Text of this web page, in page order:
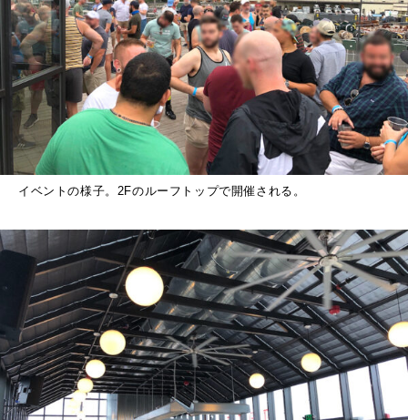
イベントの様子。2Fのルーフトップで開催される。